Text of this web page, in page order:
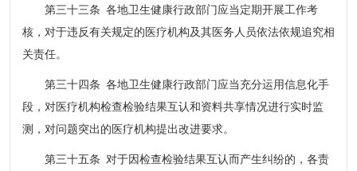
第三十三条 各地卫生健康行政部门应当定期开展工作考
核，对于违反有关规定的医疗机构及其医务人员依法依规追究相
关责任。
第三十四条 各地卫生健康行政部门应当充分运用信息化手
段，对医疗机构检查检验结果互认和资料共享情况进行实时监
测，对问题突出的医疗机构提出改进要求。
第三十五条 对于因检查检验结果互认而产生纠纷的，各责